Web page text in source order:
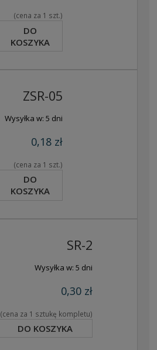
(cena za 1 szt.)
DO
KOSZYKA
ZSR-05
Wysyłka w: 5 dni
0,18 zł
(cena za 1 szt.)
DO
KOSZYKA
SR-2
Wysyłka w: 5 dni
0,30 zł
(cena za 1 sztukę kompletu)
DO KOSZYKA